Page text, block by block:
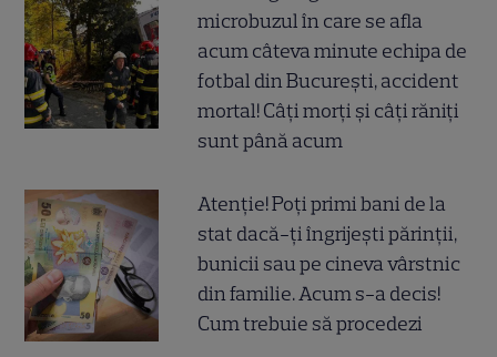
microbuzul în care se afla
acum câteva minute echipa de
fotbal din București, accident
mortal! Câți morți și câți răniți
sunt până acum
Atenție! Poți primi bani de la
stat dacă-ți îngrijești părinții,
bunicii sau pe cineva vârstnic
din familie. Acum s-a decis!
Cum trebuie să procedezi